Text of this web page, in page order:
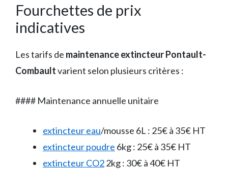
Fourchettes de prix
indicatives
Les tarifs de maintenance extincteur Pontault-
Combaultvarient selon plusieurs critères :
#### Maintenance annuelle unitaire
extincteur eau/mousse 6L : 25€ à 35€ HT
extincteur poudre 6kg : 25€ à 35€ HT
extincteur CO22kg : 30€ à 40€ HT